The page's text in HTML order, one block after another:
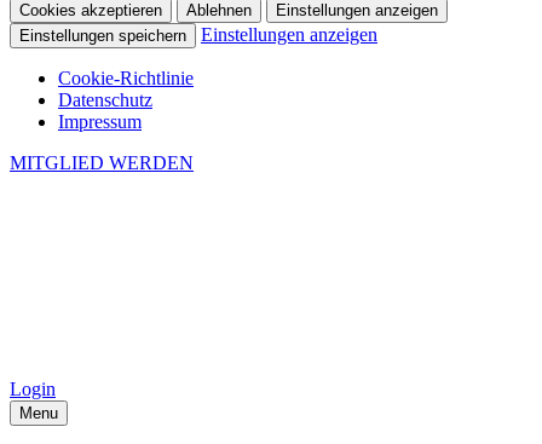
Cookies akzeptieren Ablehnen
Einstellungen anzeigen
Einstellungen speichern
Einstellungen anzeigen
Cookie-Richtlinie
Datenschutz
Impressum
MITGLIED WERDEN
Login
Menu